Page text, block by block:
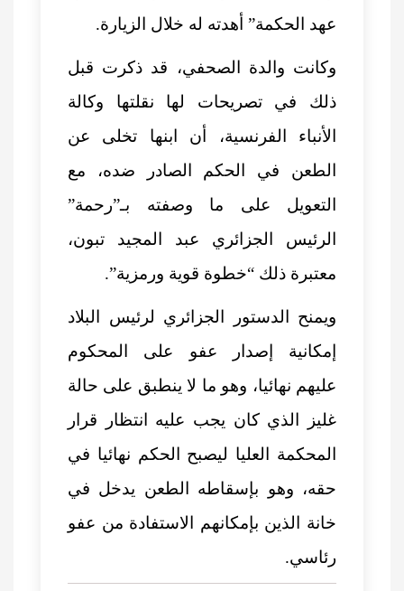
عهد الحكمة” أهدته له خلال الزيارة.
وكانت والدة الصحفي، قد ذكرت قبل
ذلك في تصريحات لها نقلتها وكالة
الأنباء الفرنسية، أن ابنها تخلى عن
الطعن في الحكم الصادر ضده، مع
التعويل على ما وصفته بـ”رحمة”
الرئيس الجزائري عبد المجيد تبون،
معتبرة ذلك “خطوة قوية ورمزية”.
ويمنح الدستور الجزائري لرئيس البلاد
إمكانية إصدار عفو على المحكوم
عليهم نهائيا، وهو ما لا ينطبق على حالة
غليز الذي كان يجب عليه انتظار قرار
المحكمة العليا ليصبح الحكم نهائيا في
حقه، وهو بإسقاطه الطعن يدخل في
خانة الذين بإمكانهم الاستفادة من عفو
رئاسي.